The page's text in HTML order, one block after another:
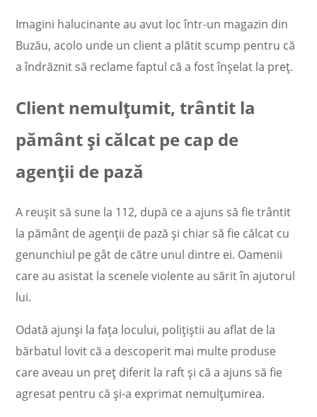
Imagini halucinante au avut loc într-un magazin din
Buzău, acolo unde un client a plătit scump pentru că
a îndrăznit să reclame faptul că a fost înșelat la preț.
Client nemulțumit, trântit la
pământ și călcat pe cap de
agenții de pază
A reușit să sune la 112, după ce a ajuns să fie trântit
la pământ de agenții de pază și chiar să fie călcat cu
genunchiul pe gât de către unul dintre ei. Oamenii
care au asistat la scenele violente au sărit în ajutorul
lui.
Odată ajunși la fața locului, polițiștii au aflat de la
bărbatul lovit că a descoperit mai multe produse
care aveau un preț diferit la raft și că a ajuns să fie
agresat pentru că și-a exprimat nemulțumirea.